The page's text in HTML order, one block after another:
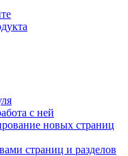
с ней
новых страниц
страниц и разделов